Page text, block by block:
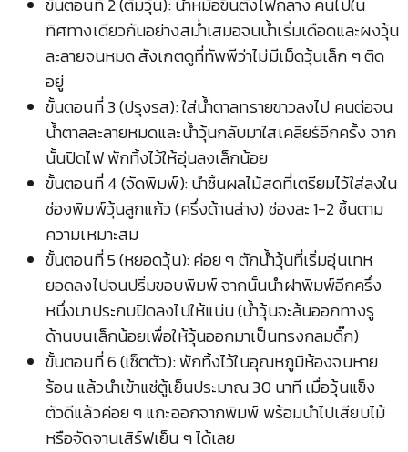
ขั้นตอนที่ 2 (ต้มวุ้น): นำหม้อขึ้นตั้งไฟกลาง คนไปใน
ทิศทางเดียวกันอย่างสม่ำเสมอจนน้ำเริ่มเดือดและผงวุ้น
ละลายจนหมด สังเกตดูที่ทัพพีว่าไม่มีเม็ดวุ้นเล็ก ๆ ติด
อยู่
ขั้นตอนที่ 3 (ปรุงรส): ใส่น้ำตาลทรายขาวลงไป คนต่อจน
น้ำตาลละลายหมดและน้ำวุ้นกลับมาใสเคลียร์อีกครั้ง จาก
นั้นปิดไฟ พักทิ้งไว้ให้อุ่นลงเล็กน้อย
ขั้นตอนที่ 4 (จัดพิมพ์): นำชิ้นผลไม้สดที่เตรียมไว้ใส่ลงใน
ช่องพิมพ์วุ้นลูกแก้ว (ครึ่งด้านล่าง) ช่องละ 1-2 ชิ้นตาม
ความเหมาะสม
ขั้นตอนที่ 5 (หยอดวุ้น): ค่อย ๆ ตักน้ำวุ้นที่เริ่มอุ่นเทห
ยอดลงไปจนปริ่มขอบพิมพ์ จากนั้นนำฝาพิมพ์อีกครึ่ง
หนึ่งมาประกบปิดลงไปให้แน่น (น้ำวุ้นจะล้นออกทางรู
ด้านบนเล็กน้อยเพื่อให้วุ้นออกมาเป็นทรงกลมดิ๊ก)
ขั้นตอนที่ 6 (เซ็ตตัว): พักทิ้งไว้ในอุณหภูมิห้องจนหาย
ร้อน แล้วนำเข้าแช่ตู้เย็นประมาณ 30 นาที เมื่อวุ้นแข็ง
ตัวดีแล้วค่อย ๆ แกะออกจากพิมพ์ พร้อมนำไปเสียบไม้
หรือจัดจานเสิร์ฟเย็น ๆ ได้เลย